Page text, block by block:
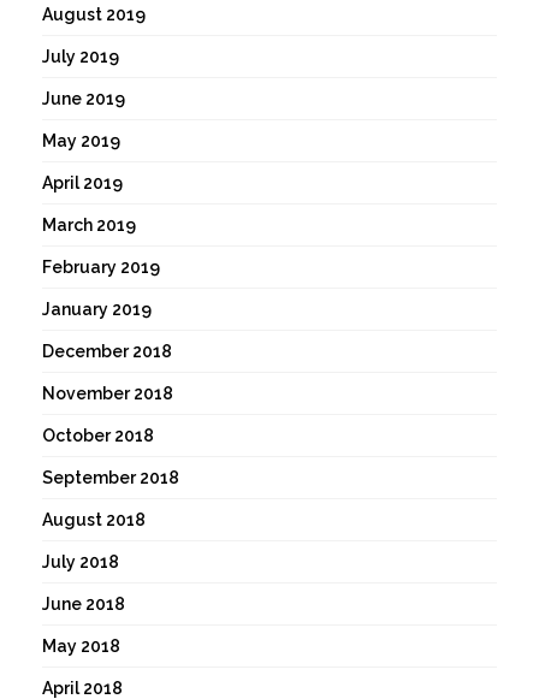
August 2019
July 2019
June 2019
May 2019
April 2019
March 2019
February 2019
January 2019
December 2018
November 2018
October 2018
September 2018
August 2018
July 2018
June 2018
May 2018
April 2018